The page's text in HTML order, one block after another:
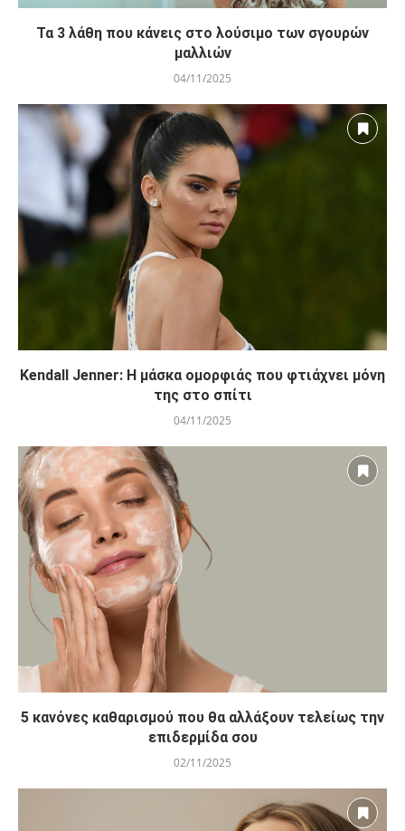
Τα 3 λάθη που κάνεις στο λούσιμο των σγουρών
μαλλιών
04/11/2025
Kendall Jenner: Η μάσκα ομορφιάς που φτιάχνει μόνη
της στο σπίτι
04/11/2025
5 κανόνες καθαρισμού που θα αλλάξουν τελείως την
επιδερμίδα σου
02/11/2025